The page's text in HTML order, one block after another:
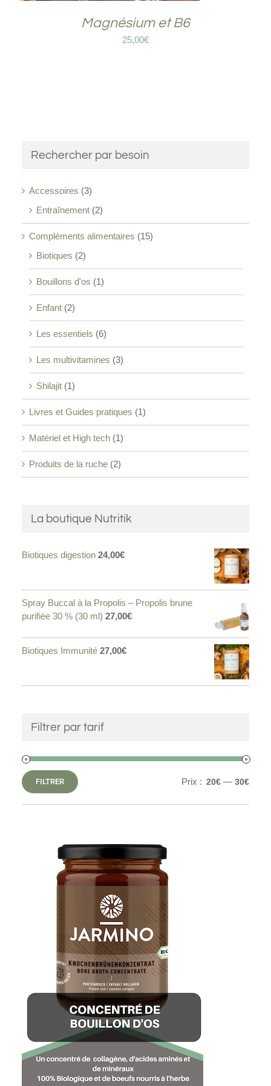
Magnésium et B6
25,00€
Rechercher par besoin
Accessoires (3)
Entraînement (2)
Compléments alimentaires (15)
Biotiques (2)
Bouillons d'os (1)
Enfant (2)
Les essentiels (6)
Les multivitamines (3)
Shilajit (1)
Livres et Guides pratiques (1)
Matériel et High tech (1)
Produits de la ruche (2)
La boutique Nutritik
Biotiques digestion 24,00€
Spray Buccal à la Propolis – Propolis brune
purifiée 30 % (30 ml) 27,00€
Biotiques Immunité 27,00€
Filtrer par tarif
Prix
Prix
FILTRER Prix : 20€ — 30€